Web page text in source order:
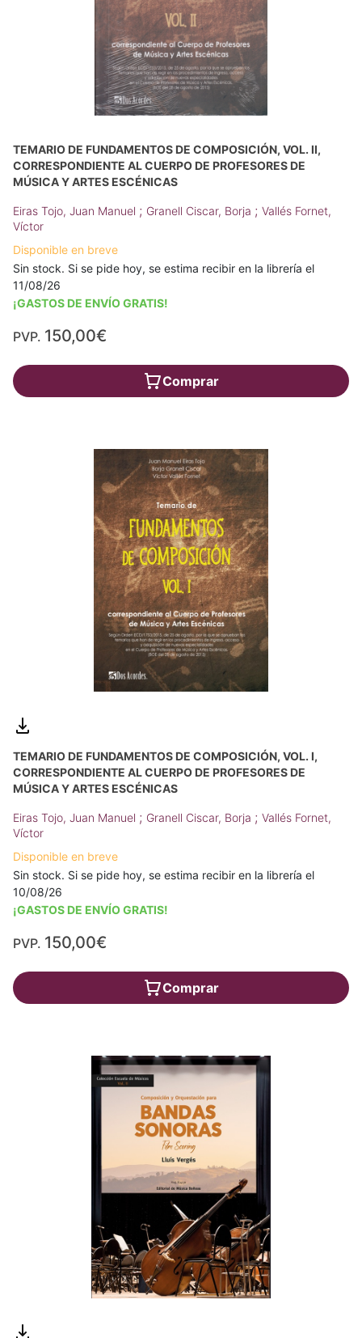
TEMARIO DE FUNDAMENTOS DE COMPOSICIÓN, VOL. II,
CORRESPONDIENTE AL CUERPO DE PROFESORES DE
MÚSICA Y ARTES ESCÉNICAS
Eiras Tojo, Juan Manuel ; Granell Ciscar, Borja ; Vallés Fornet,
Víctor
Disponible en breve
Sin stock. Si se pide hoy, se estima recibir en la librería el
11/08/26
¡GASTOS DE ENVÍO GRATIS!
PVP. 150,00€
Comprar
TEMARIO DE FUNDAMENTOS DE COMPOSICIÓN, VOL. I,
CORRESPONDIENTE AL CUERPO DE PROFESORES DE
MÚSICA Y ARTES ESCÉNICAS
Eiras Tojo, Juan Manuel ; Granell Ciscar, Borja ; Vallés Fornet,
Víctor
Disponible en breve
Sin stock. Si se pide hoy, se estima recibir en la librería el
10/08/26
¡GASTOS DE ENVÍO GRATIS!
PVP. 150,00€
Comprar